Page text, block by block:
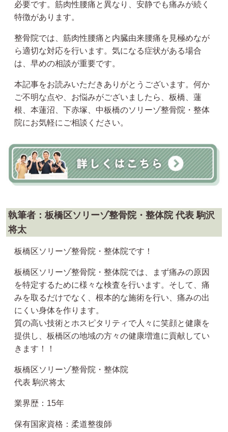
必要です。筋肉性腰痛と異なり、安静でも痛みが続く
特徴があります。
整骨院では、筋肉性腰痛と内臓由来腰痛を見極めなが
ら適切な対応を行います。気になる症状がある場合
は、早めの相談が重要です。
本記事をお読みいただきありがとうございます。何か
ご不明な点や、お悩みがございましたら、板橋、蓮
根、本蓮沼、下赤塚、中板橋のソリーゾ整骨院・整体
院にお気軽にご相談ください。
執筆者：板橋区ソリーゾ整骨院・整体院 代表 駒沢
将太
板橋区ソリーゾ整骨院・整体院です！
板橋区ソリーゾ整骨院・整体院では、まず痛みの原因
を特定するために様々な検査を行います。そして、痛
みを取るだけでなく、根本的な施術を行い、痛みの出
にくい身体を作ります。
質の高い技術とホスピタリティで人々に笑顔と健康を
提供し、板橋区の地域の方々の健康増進に貢献してい
きます！！
板橋区ソリーゾ整骨院・整体院
代表 駒沢将太
業界歴：15年
保有国家資格：柔道整復師